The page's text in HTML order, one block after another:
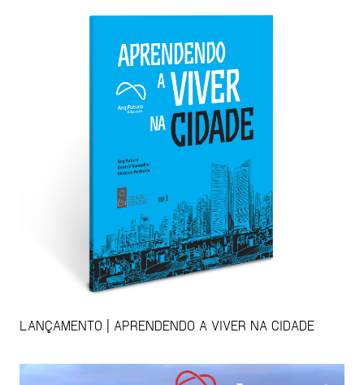
LANÇAMENTO | APRENDENDO A VIVER NA CIDADE